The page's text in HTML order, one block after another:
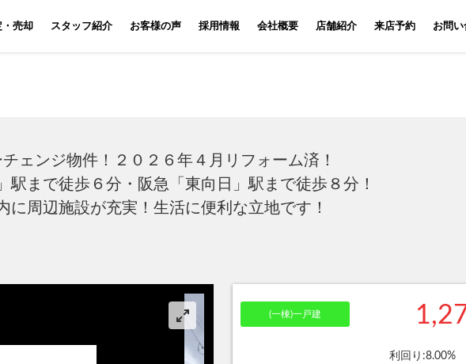
・売却 スタッフ紹介 お客様の声 採用情報 会社概要 店舗紹介 来店予約 お問
ェンジ物件！２０２６年４月リフォーム済！
駅まで徒歩６分・阪急「東向日」駅まで徒歩８分！
に周辺施設が充実！生活に便利な立地です！
(一棟)一戸建
利回り:8.00%